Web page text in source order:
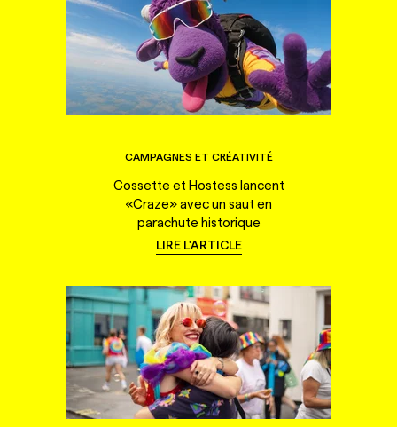
CAMPAGNES ET CRÉATIVITÉ
Cossette et Hostess lancent
«Craze» avec un saut en
parachute historique
LIRE L'ARTICLE